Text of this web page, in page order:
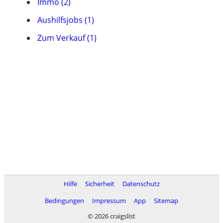
Aushilfsjobs (1)
Zum Verkauf (1)
Hilfe Sicherheit
Datenschutz
Bedingungen
Impressum App
Sitemap
© 2026 craigslist